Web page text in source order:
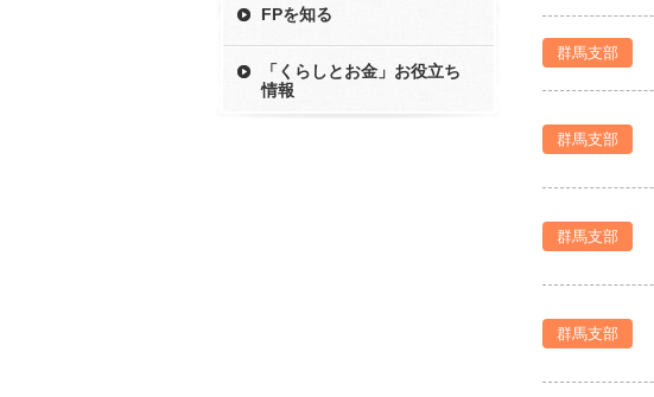
FPを知る
「くらしとお金」お役立ち
情報
群馬支部
群馬支部
群馬支部
群馬支部